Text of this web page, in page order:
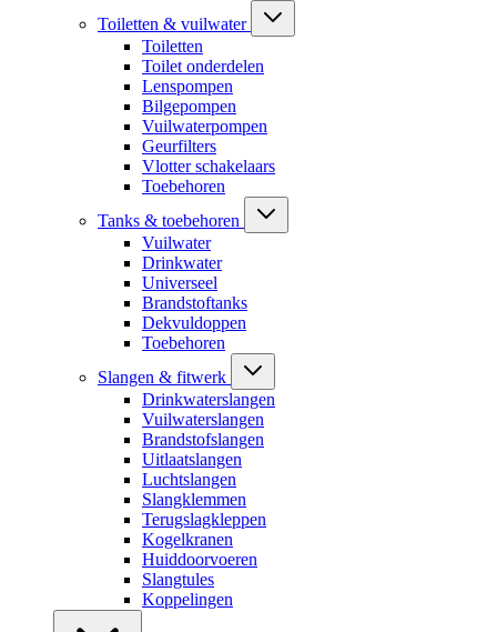
Toiletten & vuilwater
Toiletten
Toilet onderdelen
Lenspompen
Bilgepompen
Vuilwaterpompen
Geurfilters
Vlotter schakelaars
Toebehoren
Tanks & toebehoren
Vuilwater
Drinkwater
Universeel
Brandstoftanks
Dekvuldoppen
Toebehoren
Slangen & fitwerk
Drinkwaterslangen
Vuilwaterslangen
Brandstofslangen
Uitlaatslangen
Luchtslangen
Slangklemmen
Terugslagkleppen
Kogelkranen
Huiddoorvoeren
Slangtules
Koppelingen